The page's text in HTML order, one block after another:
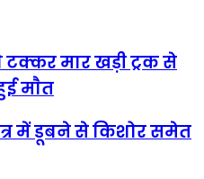
मार खड़ी ट्रक से
माैत
में डूबने से किशोर समेत